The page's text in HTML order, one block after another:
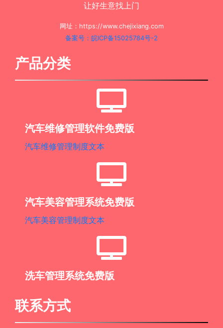
让好生意找上门
网址：https://www.chejixiang.com
备案号：皖ICP备15025784号-2
产品分类
汽车维修管理软件免费版
汽车维修管理制度文本
汽车美容管理系统免费版
汽车美容管理制度文本
洗车管理系统免费版
联系方式